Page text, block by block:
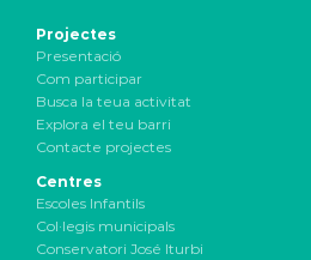
Projectes
Presentació
Com participar
Busca la teua activitat
Explora el teu barri
Contacte projectes
Centres
Escoles Infantils
Col·legis municipals
Conservatori José Iturbi